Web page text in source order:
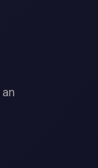
an